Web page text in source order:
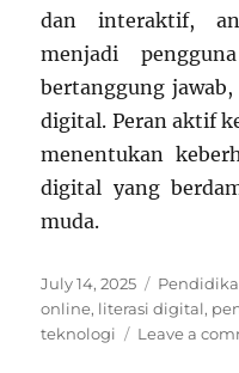
dan interaktif,
menjadi
bertanggung
digital. Peran aktif
menentukan
digital yang
muda.
Posted
on
July 14, 2025
online, literasi digital,
teknologi
Leave a